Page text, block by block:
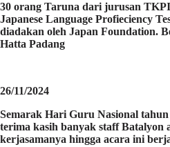
30 orang Taruna dari jurusan
Japanese Language Profieciency
diadakan oleh Japan Foundation.
Hatta Padang
26/11/2024
Semarak Hari Guru Nasional
terima kasih banyak staff Batalyon
kerjasamanya hingga acara ini